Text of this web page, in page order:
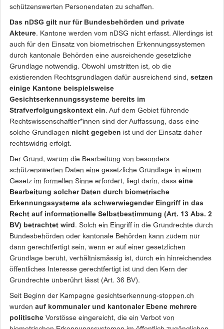
schützenswerten Personendaten zu schaffen.
Das nDSG gilt nur für Bundesbehörden und private
Akteure. Kantone werden vom nDSG nicht erfasst. Allerdings ist
auch für den Einsatz von biometrischen Erkennungssystemen
durch kantonale Behörden eine ausreichende gesetzliche
Grundlage notwendig. Obwohl umstritten ist, ob die
existierenden Rechtsgrundlagen dafür ausreichend sind, setzen
einige Kantone beispielsweise
Gesichtserkennungssysteme bereits im
Strafverfolgungskontext ein. Auf dem Gebiet führende
Rechtswissenschaftler*innen sind der Auffassung, dass eine
solche Grundlagen nicht gegeben ist und der Einsatz daher
rechtswidrig erfolgt.
Der Grund, warum die Bearbeitung von besonders
schützenswerten Daten eine gesetzliche Grundlage in einem
Gesetz im formellen Sinne erfordert, liegt darin, dass eine
Bearbeitung solcher Daten durch biometrische
Erkennungssysteme als schwerwiegender Eingriff in das
Recht auf informationelle Selbstbestimmung (Art. 13 Abs. 2
BV) betrachtet wird . Solch ein Eingriff in die Grundrechte durch
Bundesbehörden oder kantonale Behörden kann zudem nur
dann gerechtfertigt sein, wenn er auf einer gesetzlichen
Grundlage beruht, verhältnismässig ist, durch ein hinreichendes
öffentliches Interesse gerechtfertigt ist und den Kern der
Grundrechte unberührt lässt (Art. 36 BV).
Seit Beginn der Kampagne gesichtserkennung-stoppen.ch
wurden auf kommunaler und kantonaler Ebene mehrere
politische Vorstösse eingereicht, die ein Verbot von